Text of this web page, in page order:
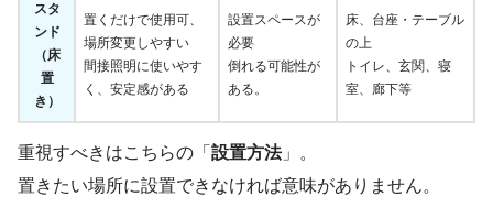
スタ
ンド
（床
置
き）
置くだけで使用可、
場所変更しやすい
間接照明に使いやす
く、安定感がある
設置スペースが
必要
倒れる可能性が
ある。
床、台座・テーブル
の上
トイレ、玄関、寝
室、廊下等
重視すべきはこちらの「 設置方法」。
置きたい場所に設置できなければ意味がありません。